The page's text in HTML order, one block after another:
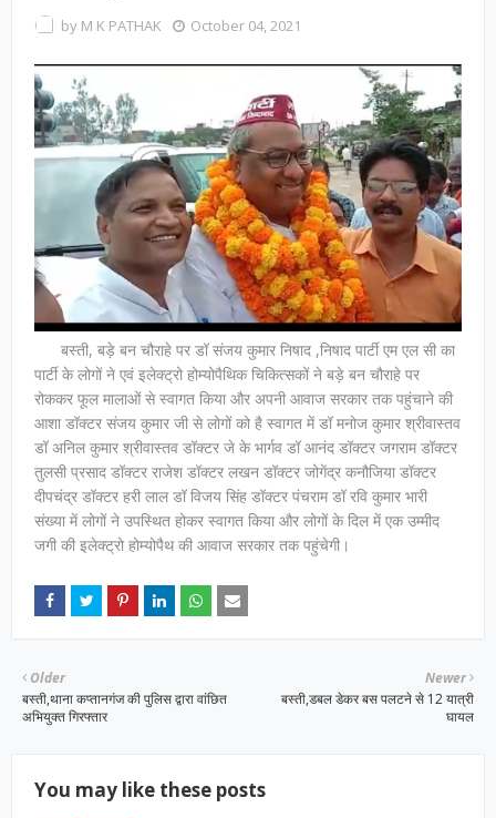
by M K PATHAK October 04, 2021
बस्ती, बड़े बन चौराहे पर डॉ संजय कुमार निषाद ,निषाद पार्टी एम एल सी का
पार्टी के लोगों ने एवं इलेक्ट्रो होम्योपैथिक चिकित्सकों ने बड़े बन चौराहे पर
रोककर फूल मालाओं से स्वागत किया और अपनी आवाज सरकार तक पहुंचाने की
आशा डॉक्टर संजय कुमार जी से लोगों को है स्वागत में डॉ मनोज कुमार श्रीवास्तव
डॉ अनिल कुमार श्रीवास्तव डॉक्टर जे के भार्गव डॉ आनंद डॉक्टर जगराम डॉक्टर
तुलसी प्रसाद डॉक्टर राजेश डॉक्टर लखन डॉक्टर जोगेंद्र कनौजिया डॉक्टर
दीपचंद्र डॉक्टर हरी लाल डॉ विजय सिंह डॉक्टर पंचराम डॉ रवि कुमार भारी
संख्या में लोगों ने उपस्थित होकर स्वागत किया और लोगों के दिल में एक उम्मीद
जगी की इलेक्ट्रो होम्योपैथ की आवाज सरकार तक पहुंचेगी।
Newer
बस्ती,डबल डेकर बस पलटने से 12 यात्री
घायल
Older
बस्ती,थाना कप्तानगंज की पुलिस द्वारा वांछित
अभियुक्त गिरफ्तार
You may like these posts